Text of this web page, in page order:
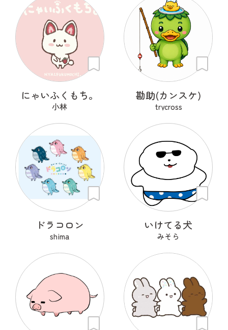
にゃいふくもち。
小林
勘助(カンスケ)
trycross
ドラコロン
shima
いけてる犬
みそら